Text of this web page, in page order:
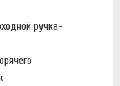
ручка-